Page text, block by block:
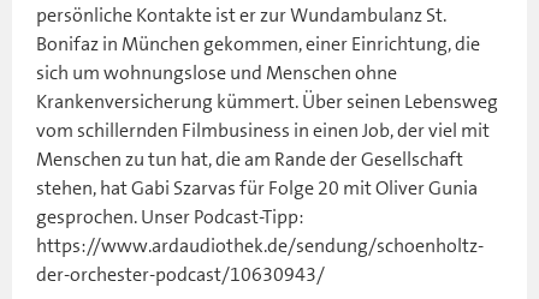
persönliche Kontakte ist er zur Wundambulanz St.
Bonifaz in München gekommen, einer Einrichtung, die
sich um wohnungslose und Menschen ohne
Krankenversicherung kümmert. Über seinen Lebensweg
vom schillernden Filmbusiness in einen Job, der viel mit
Menschen zu tun hat, die am Rande der Gesellschaft
stehen, hat Gabi Szarvas für Folge 20 mit Oliver Gunia
gesprochen. Unser Podcast-Tipp:
https://www.ardaudiothek.de/sendung/schoenholtz-
der-orchester-podcast/10630943/